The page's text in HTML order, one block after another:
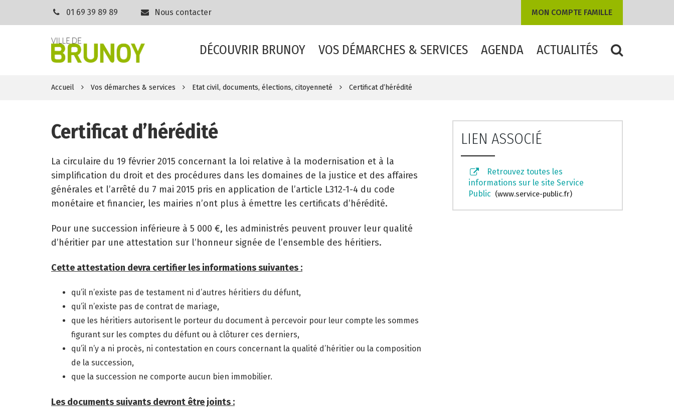
01 69 39 89 89 Nous contacter MON COMPTE FAMILLE
DÉCOUVRIR BRUNOY VOS DÉMARCHES & SERVICES AGENDA
ACTUALITÉS
Accueil Vos démarches & services Etat civil, documents, élections, citoyenneté Certificat d’hérédité
Certificat d’hérédité
La circulaire du 19 février 2015 concernant la loi relative à la modernisation et à la
simplification du droit et des procédures dans les domaines de la justice et des affaires
générales et l’arrêté du 7 mai 2015 pris en application de l’article L312-1-4 du code
monétaire et financier, les mairies n’ont plus à émettre les certificats d’hérédité.
Pour une succession inférieure à 5 000 €, les administrés peuvent prouver leur qualité
d’héritier par une attestation sur l’honneur signée de l’ensemble des héritiers.
Cette attestation devra certifier les informations suivantes :
qu’il n’existe pas de testament ni d’autres héritiers du défunt,
qu’il n’existe pas de contrat de mariage,
que les héritiers autorisent le porteur du document à percevoir pour leur compte les sommes
figurant sur les comptes du défunt ou à clôturer ces derniers,
qu’il n’y a ni procès, ni contestation en cours concernant la qualité d’héritier ou la composition
de la succession,
que la succession ne comporte aucun bien immobilier.
Les documents suivants devront être joints :
LIEN ASSOCIÉ
Retrouvez toutes les
informations sur le site Service
Public
www.service-public.fr